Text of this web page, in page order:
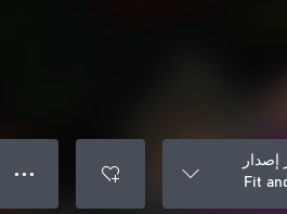
إصدار
Fit
● ● ●